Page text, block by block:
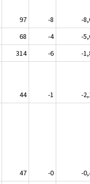
97 -8
-
68 -4
-
314 -6
-
44 -1
-
47 -0
-